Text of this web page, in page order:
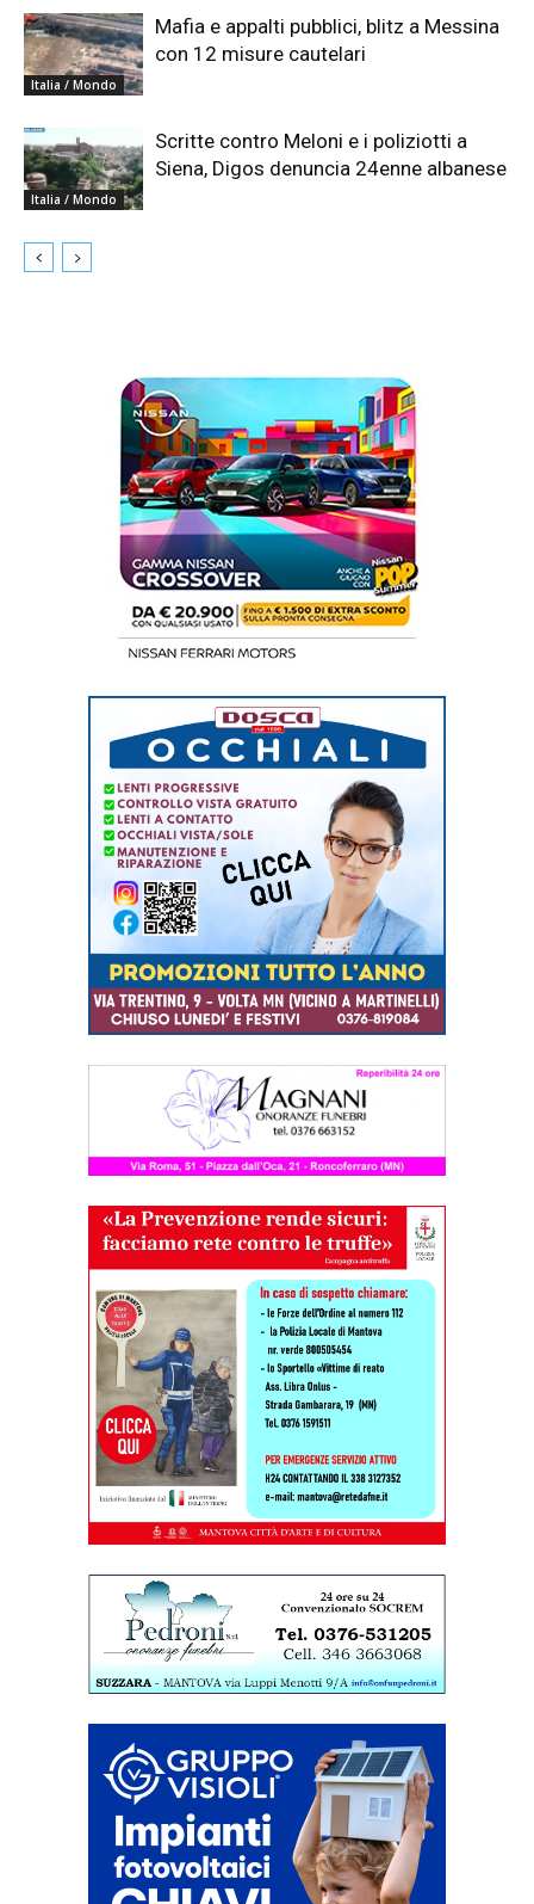
Italia / Mondo
Mafia e appalti pubblici, blitz a Messina
con 12 misure cautelari
Italia / Mondo
Scritte contro Meloni e i poliziotti a
Siena, Digos denuncia 24enne albanese